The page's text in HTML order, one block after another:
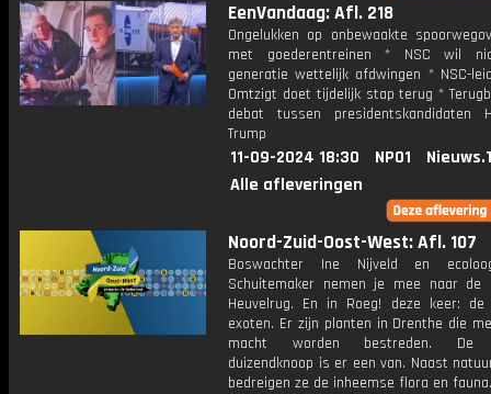
EenVandaag: Afl. 218
Ongelukken op onbewaakte
met goederentreinen * NSC wil
generatie wettelijk afdwingen * NSC-
Omtzigt doet tijdelijk stap terug *
debat tussen presidentskandidaten
Trump
11-09-2024 18:30 NPO1
Alle afleveringen
Noord-Zuid-Oost-West: Afl. 107
Boswachter Ine Nijveld en
Schuitemaker nemen je mee naar de
Heuvelrug. En in Roeg! deze keer: de
exoten. Er zijn planten in Drenthe die
macht worden bestreden. De
duizendknoop is er een van. Naast
bedreigen ze de inheemse flora en fauna.